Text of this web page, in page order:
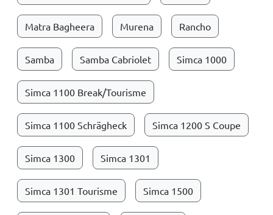
Matra Bagheera Murena Rancho
Samba Samba Cabriolet Simca 1000
Simca 1100 Break/Tourisme
Simca 1100 Schrägheck Simca 1200 S Coupe
Simca 1300 Simca 1301
Simca 1301 Tourisme Simca 1500